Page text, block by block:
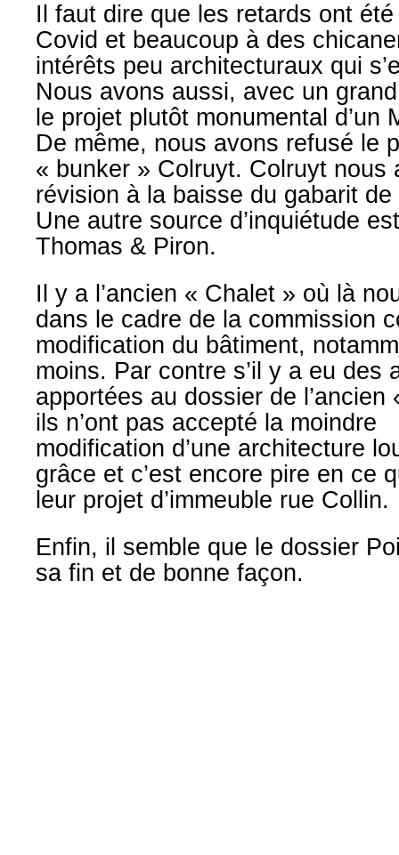
Il faut dire que les retards ont
Covid et beaucoup à des
intérêts peu architecturaux qui
Nous avons aussi, avec un grand
le projet plutôt monumental d’un
De même, nous avons refusé le
« bunker » Colruyt. Colruyt nous
révision à la baisse du gabarit
Une autre source d’inquiétude est
Thomas & Piron.
Il y a l’ancien « Chalet » où là
dans le cadre de la commission
modification du bâtiment,
moins. Par contre s’il y a eu des
apportées au dossier de l’ancien
ils n’ont pas accepté la moindre
modification d’une architecture
grâce et c’est encore pire en ce
leur projet d’immeuble rue Collin.
Enfin, il semble que le dossier
sa fin et de bonne façon.